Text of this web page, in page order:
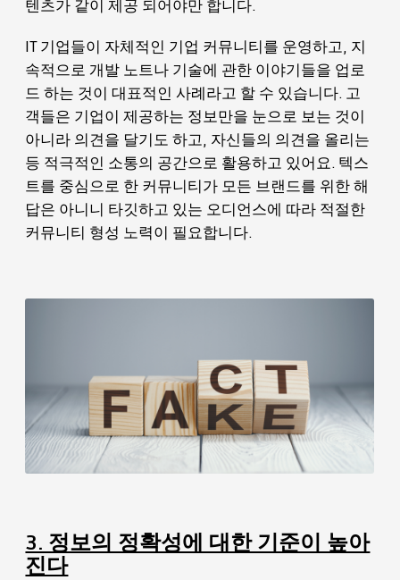
텐츠가 같이 제공 되어야만 합니다.
IT 기업들이 자체적인 기업 커뮤니티를 운영하고, 지
속적으로 개발 노트나 기술에 관한 이야기들을 업로
드 하는 것이 대표적인 사례라고 할 수 있습니다. 고
객들은 기업이 제공하는 정보만을 눈으로 보는 것이
아니라 의견을 달기도 하고, 자신들의 의견을 올리는
등 적극적인 소통의 공간으로 활용하고 있어요. 텍스
트를 중심으로 한 커뮤니티가 모든 브랜드를 위한 해
답은 아니니 타깃하고 있는 오디언스에 따라 적절한
커뮤니티 형성 노력이 필요합니다.
3. 정보의 정확성에 대한 기준이 높아
진다